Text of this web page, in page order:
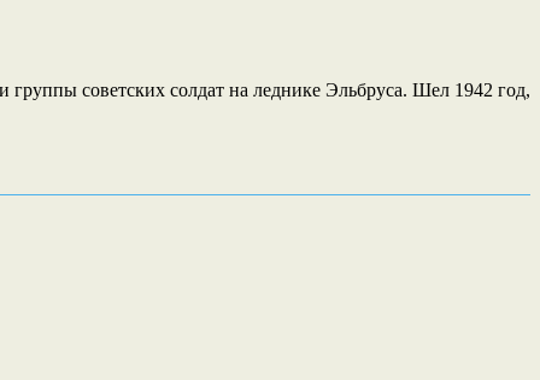
советских солдат на леднике Эльбруса. Шел 1942 год,